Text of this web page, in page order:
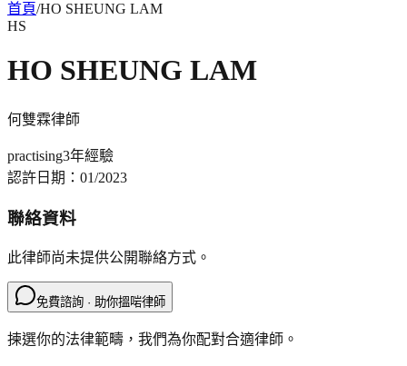
首頁/HO SHEUNG LAM
HS
HO SHEUNG LAM
何雙霖律師
practising3年經驗
認許日期： 01/2023
聯絡資料
此律師尚未提供公開聯絡方式。
免費諮詢 · 助你搵啱律師
揀選你的法律範疇，我們為你配對合適律師。